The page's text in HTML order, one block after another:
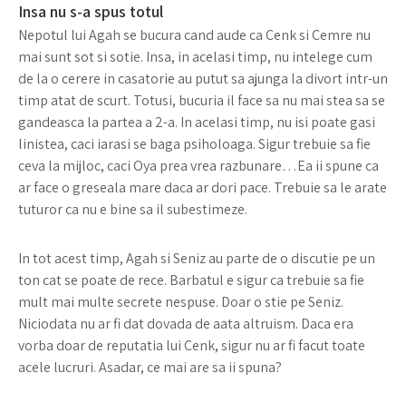
Insa nu s-a spus totul
Nepotul lui Agah se bucura cand aude ca Cenk si Cemre nu
mai sunt sot si sotie. Insa, in acelasi timp, nu intelege cum
de la o cerere in casatorie au putut sa ajunga la divort intr-un
timp atat de scurt. Totusi, bucuria il face sa nu mai stea sa se
gandeasca la partea a 2-a. In acelasi timp, nu isi poate gasi
linistea, caci iarasi se baga psiholoaga. Sigur trebuie sa fie
ceva la mijloc, caci Oya prea vrea razbunare…Ea ii spune ca
ar face o greseala mare daca ar dori pace. Trebuie sa le arate
tuturor ca nu e bine sa il subestimeze.
In tot acest timp, Agah si Seniz au parte de o discutie pe un
ton cat se poate de rece. Barbatul e sigur ca trebuie sa fie
mult mai multe secrete nespuse. Doar o stie pe Seniz.
Niciodata nu ar fi dat dovada de aata altruism. Daca era
vorba doar de reputatia lui Cenk, sigur nu ar fi facut toate
acele lucruri. Asadar, ce mai are sa ii spuna?